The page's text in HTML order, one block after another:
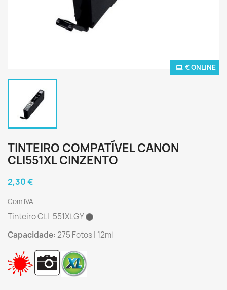
€ ONLINE
TINTEIRO COMPATÍVEL CANON
CLI551XL CINZENTO
2,30 €
Com IVA
Tinteiro CLI-551XLGY
Capacidade:275 Fotos | 12ml